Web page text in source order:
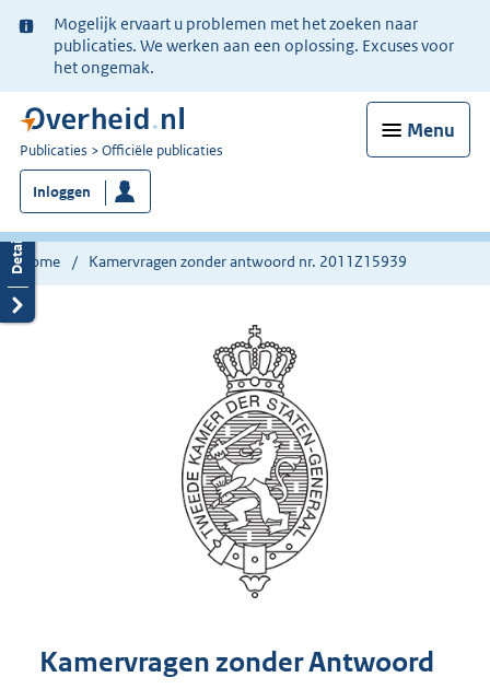
Ter
informatie:
Mogelijk ervaart u problemen met het zoeken naar
publicaties. We werken aan een oplossing. Excuses voor
het ongemak.
Menu
U
bent
nu
hier:
Publicaties Officiële publicaties
Inloggen
Home Kamervragen zonder antwoord nr. 2011Z15939
Kamervragen zonder Antwoord